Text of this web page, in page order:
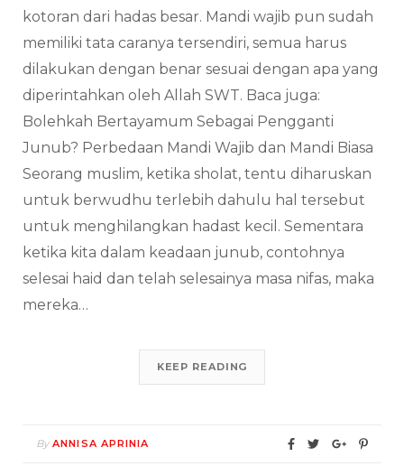
kotoran dari hadas besar. Mandi wajib pun sudah
memiliki tata caranya tersendiri, semua harus
dilakukan dengan benar sesuai dengan apa yang
diperintahkan oleh Allah SWT. Baca juga:
Bolehkah Bertayamum Sebagai Pengganti
Junub? Perbedaan Mandi Wajib dan Mandi Biasa
Seorang muslim, ketika sholat, tentu diharuskan
untuk berwudhu terlebih dahulu hal tersebut
untuk menghilangkan hadast kecil. Sementara
ketika kita dalam keadaan junub, contohnya
selesai haid dan telah selesainya masa nifas, maka
mereka…
KEEP READING
By ANNISA APRINIA